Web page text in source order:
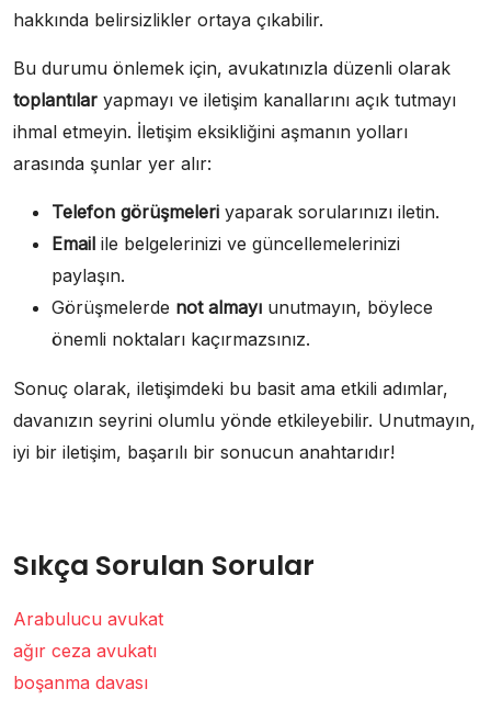
hakkında belirsizlikler ortaya çıkabilir.
Bu durumu önlemek için, avukatınızla düzenli olarak
toplantılar yapmayı ve iletişim kanallarını açık tutmayı
ihmal etmeyin. İletişim eksikliğini aşmanın yolları
arasında şunlar yer alır:
Telefon görüşmeleri yaparak sorularınızı iletin.
Email ile belgelerinizi ve güncellemelerinizi
paylaşın.
Görüşmelerde not almayı unutmayın, böylece
önemli noktaları kaçırmazsınız.
Sonuç olarak, iletişimdeki bu basit ama etkili adımlar,
davanızın seyrini olumlu yönde etkileyebilir. Unutmayın,
iyi bir iletişim, başarılı bir sonucun anahtarıdır!
Sıkça Sorulan Sorular
Arabulucu avukat
ağır ceza avukatı
boşanma davası